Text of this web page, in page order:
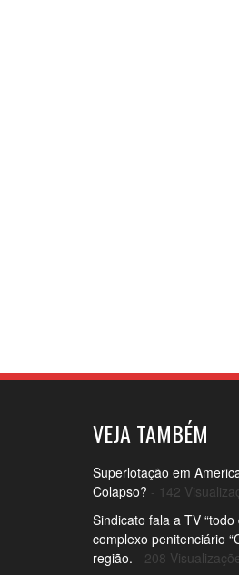
VEJA TAMBÉM
Superlotação em
Colapso? - 142
Sindicato fala a TV
complexo penitenciário
região. - 208